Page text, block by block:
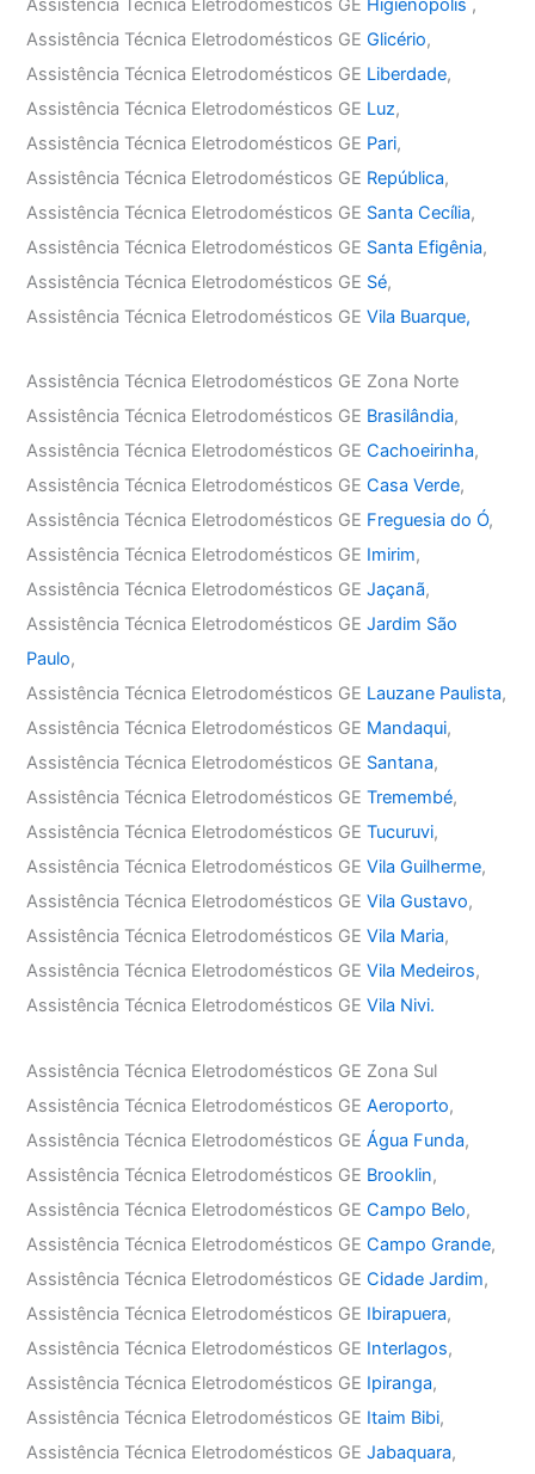
Assistência Técnica Eletrodomésticos GE Higienópolis ,
Assistência Técnica Eletrodomésticos GEGlicério,
Assistência Técnica Eletrodomésticos GE Liberdade,
Assistência Técnica Eletrodomésticos GE Luz,
Assistência Técnica Eletrodomésticos GE Pari,
Assistência Técnica Eletrodomésticos GE República,
Assistência Técnica Eletrodomésticos GE Santa Cecília,
Assistência Técnica Eletrodomésticos GE Santa Efigênia,
Assistência Técnica Eletrodomésticos GE Sé,
Assistência Técnica Eletrodomésticos GEVila Buarque,
Assistência Técnica Eletrodomésticos GE Zona Norte
Assistência Técnica Eletrodomésticos GE Brasilândia,
Assistência Técnica Eletrodomésticos GECachoeirinha,
Assistência Técnica Eletrodomésticos GECasa Verde,
Assistência Técnica Eletrodomésticos GE Freguesia do Ó,
Assistência Técnica Eletrodomésticos GE Imirim,
Assistência Técnica Eletrodomésticos GEJaçanã,
Assistência Técnica Eletrodomésticos GEJardim São
Paulo,
Assistência Técnica Eletrodomésticos GE Lauzane Paulista,
Assistência Técnica Eletrodomésticos GE Mandaqui,
Assistência Técnica Eletrodomésticos GE Santana,
Assistência Técnica Eletrodomésticos GETremembé,
Assistência Técnica Eletrodomésticos GETucuruvi,
Assistência Técnica Eletrodomésticos GEVila Guilherme,
Assistência Técnica Eletrodomésticos GEVila Gustavo,
Assistência Técnica Eletrodomésticos GEVila Maria,
Assistência Técnica Eletrodomésticos GEVila Medeiros,
Assistência Técnica Eletrodomésticos GEVila Nivi.
Assistência Técnica Eletrodomésticos GE Zona Sul
Assistência Técnica Eletrodomésticos GEAeroporto,
Assistência Técnica Eletrodomésticos GEÁgua Funda,
Assistência Técnica Eletrodomésticos GE Brooklin,
Assistência Técnica Eletrodomésticos GECampo Belo,
Assistência Técnica Eletrodomésticos GECampo Grande,
Assistência Técnica Eletrodomésticos GECidade Jardim,
Assistência Técnica Eletrodomésticos GE Ibirapuera,
Assistência Técnica Eletrodomésticos GE Interlagos,
Assistência Técnica Eletrodomésticos GE Ipiranga,
Assistência Técnica Eletrodomésticos GE Itaim Bibi,
Assistência Técnica Eletrodomésticos GEJabaquara,